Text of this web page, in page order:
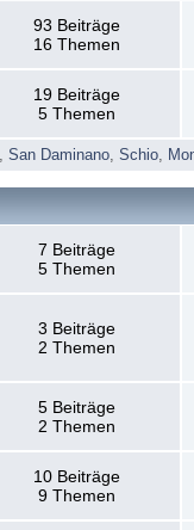
93 Beiträge
16 Themen
19 Beiträge
5 Themen
,San Daminano ,Schio
7 Beiträge
5 Themen
3 Beiträge
2 Themen
5 Beiträge
2 Themen
10 Beiträge
9 Themen